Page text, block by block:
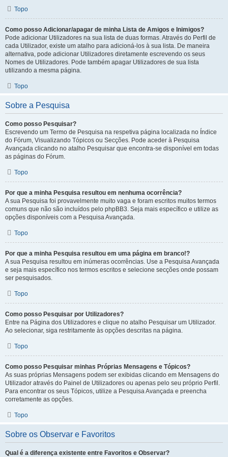
Topo
Como posso Adicionar/apagar de minha Lista de Amigos e Inimigos?
Pode adicionar Utilizadores na sua lista de duas formas. Através do Perfil de
cada Utilizador, existe um atalho para adicioná-los à sua lista. De maneira
alternativa, pode adicionar Utilizadores diretamente escrevendo os seus
Nomes de Utilizadores. Pode também apagar Utilizadores de sua lista
utilizando a mesma página.
Topo
Sobre a Pesquisa
Como posso Pesquisar?
Escrevendo um Termo de Pesquisa na respetiva página localizada no Índice
do Fórum, Visualizando Tópicos ou Secções. Pode aceder à Pesquisa
Avançada clicando no atalho Pesquisar que encontra-se disponível em todas
as páginas do Fórum.
Topo
Por que a minha Pesquisa resultou em nenhuma ocorrência?
A sua Pesquisa foi provavelmente muito vaga e foram escritos muitos termos
comuns que não são incluídos pelo phpBB3. Seja mais específico e utilize as
opções disponíveis com a Pesquisa Avançada.
Topo
Por que a minha Pesquisa resultou em uma página em branco!?
A sua Pesquisa resultou em inúmeras ocorrências. Use a Pesquisa Avançada
e seja mais específico nos termos escritos e selecione secções onde possam
ser pesquisados.
Topo
Como posso Pesquisar por Utilizadores?
Entre na Página dos Utilizadores e clique no atalho Pesquisar um Utilizador.
Ao selecionar, siga restritamente às opções descritas na página.
Topo
Como posso Pesquisar minhas Próprias Mensagens e Tópicos?
As suas próprias Mensagens podem ser exibidas clicando em Mensagens do
Utilizador através do Painel de Utilizadores ou apenas pelo seu próprio Perfil.
Para encontrar os seus Tópicos, utilize a Pesquisa Avançada e preencha
corretamente as opções.
Topo
Sobre os Observar e Favoritos
Qual é a diferença existente entre Favoritos e Observar?